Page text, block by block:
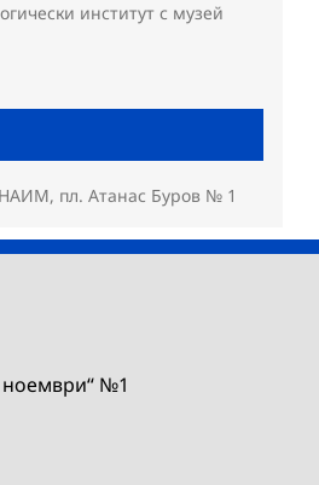
институт с музей
пл. Атанас Буров № 1
ноември“ №1